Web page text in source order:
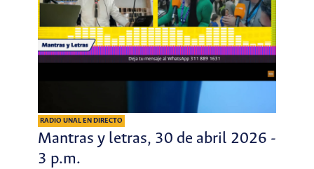
RADIO UNAL EN DIRECTO
Mantras y letras, 30 de abril 2026 -
3 p.m.